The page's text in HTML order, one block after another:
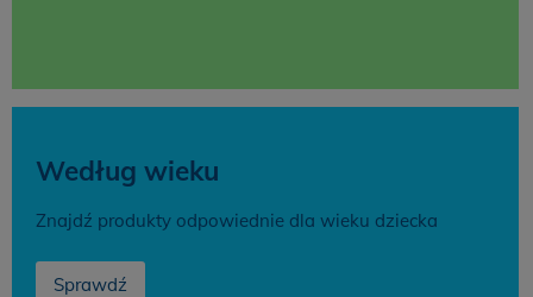
Według wieku
Znajdź produkty odpowiednie dla wieku dziecka
Sprawdź